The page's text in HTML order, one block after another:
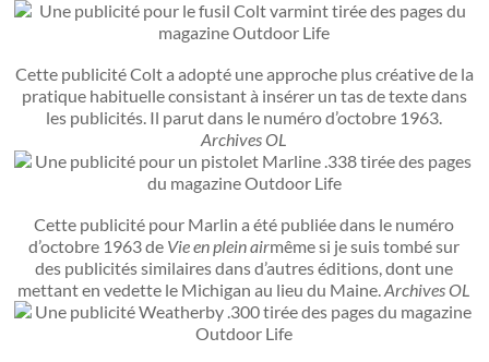
Cette publicité Colt a adopté une approche plus créative de la
pratique habituelle consistant à insérer un tas de texte dans
les publicités. Il parut dans le numéro d’octobre 1963.
Archives OL
Cette publicité pour Marlin a été publiée dans le numéro
d’octobre 1963 de Vie en plein airmême si je suis tombé sur
des publicités similaires dans d’autres éditions, dont une
mettant en vedette le Michigan au lieu du Maine.Archives OL